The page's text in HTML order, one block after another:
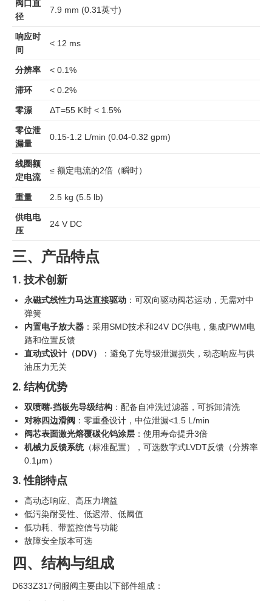
阀口直
径
7.9 mm (0.31英寸)
响应时
间
< 12 ms
分辨率 < 0.1%
滞环 < 0.2%
零漂 ΔT=55 K时 < 1.5%
零位泄
漏量
0.15-1.2 L/min (0.04-0.32 gpm)
线圈额
定电流
≤ 额定电流的2倍（瞬时）
重量 2.5 kg (5.5 lb)
供电电
压
24 V DC
三、产品特点
1. 技术创新
永磁式线性力马达直接驱动 ：可双向驱动阀芯运动，无需对中
弹簧
内置电子放大器 ：采用SMD技术和24V DC供电，集成PWM电
路和位置反馈
直动式设计（DDV）
‍：避免了先导级泄漏损失，动态响应与供
油压力无关
2. 结构优势
双喷嘴-挡板先导级结构 ：配备自冲洗过滤器，可拆卸清洗
对称四边滑阀 ：零重叠设计，中位泄漏<1.5 L/min
阀芯表面激光熔覆碳化钨涂层 ：使用寿命提升3倍
机械力反馈系统（标准配置），可选数字式LVDT反馈（分辨率
0.1μm）
3. 性能特点
高动态响应、高压力增益
低污染耐受性、低迟滞、低阈值
低功耗、带监控信号功能
故障安全版本可选
四、结构与组成
D633Z317伺服阀主要由以下部件组成：